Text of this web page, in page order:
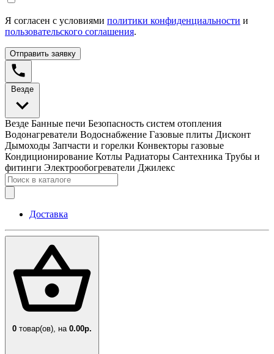
Я согласен с условиями политики конфиденциальности и
пользовательского соглашения.
Отправить заявку
Везде
Везде Банные печи Безопасность систем отопления
Водонагреватели Водоснабжение Газовые плиты Дисконт
Дымоходы Запчасти и горелки Конвекторы газовые
Кондиционирование Котлы Радиаторы Сантехника Трубы и
фитинги Электрообогреватели Джилекс
Доставка
0 товар(ов), на 0.00р.